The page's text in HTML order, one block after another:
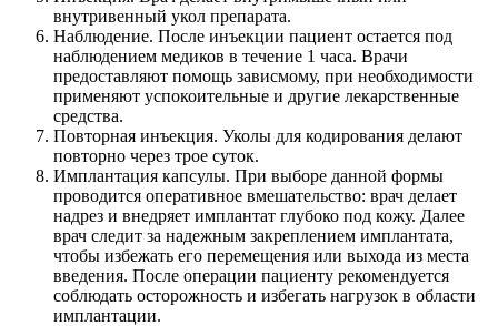
внутривенный укол препарата.
Наблюдение. После инъекции пациент остается под
наблюдением медиков в течение 1 часа. Врачи
предоставляют помощь зависмому, при необходимости
применяют успокоительные и другие лекарственные
средства.
Повторная инъекция. Уколы для кодирования делают
повторно через трое суток.
Имплантация капсулы. При выборе данной формы
проводится оперативное вмешательство: врач делает
надрез и внедряет имплантат глубоко под кожу. Далее
врач следит за надежным закреплением имплантата,
чтобы избежать его перемещения или выхода из места
введения. После операции пациенту рекомендуется
соблюдать осторожность и избегать нагрузок в области
имплантации.